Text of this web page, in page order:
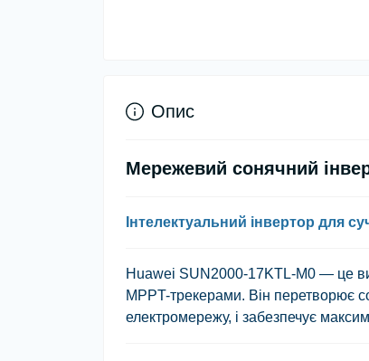
Опис
Мережевий сонячний
Інтелектуальний інвертор для
Huawei SUN2000-17KTL-M0 — це
MPPT-трекерами. Він перетворює
електромережу, і забезпечує